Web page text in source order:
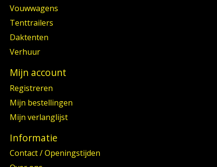
Vouwwagens
Tenttrailers
Daktenten
Verhuur
Mijn account
Registreren
Mijn bestellingen
Mijn verlanglijst
Informatie
Contact / Openingstijden